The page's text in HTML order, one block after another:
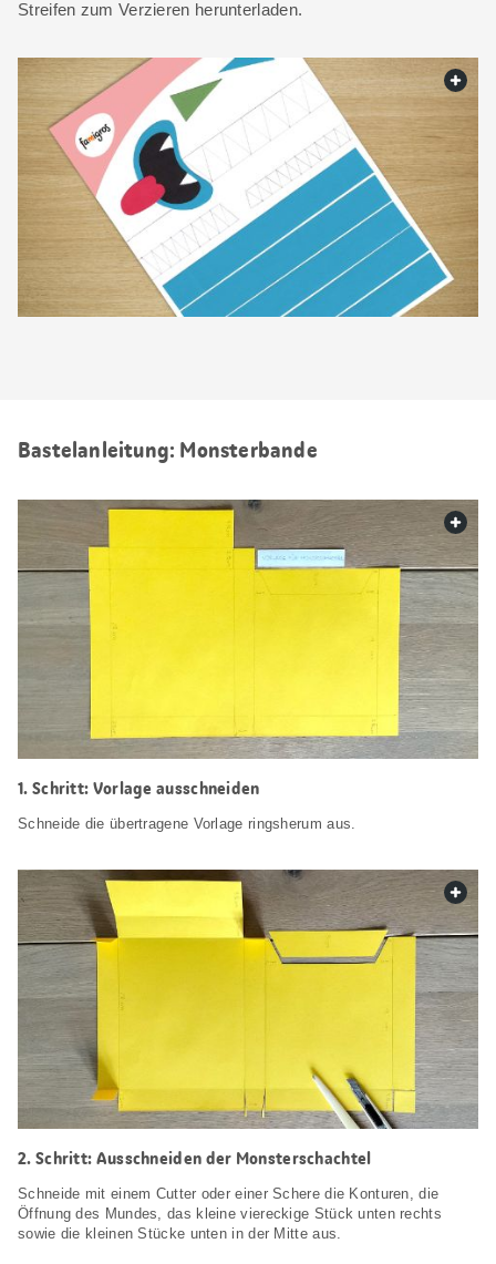
Streifen zum Verzieren herunterladen.
Bastelanleitung: Monsterbande
1. Schritt: Vorlage ausschneiden
Schneide die übertragene Vorlage ringsherum aus.
2. Schritt: Ausschneiden der Monsterschachtel
Schneide mit einem Cutter oder einer Schere die Konturen, die
Öffnung des Mundes, das kleine viereckige Stück unten rechts
sowie die kleinen Stücke unten in der Mitte aus.